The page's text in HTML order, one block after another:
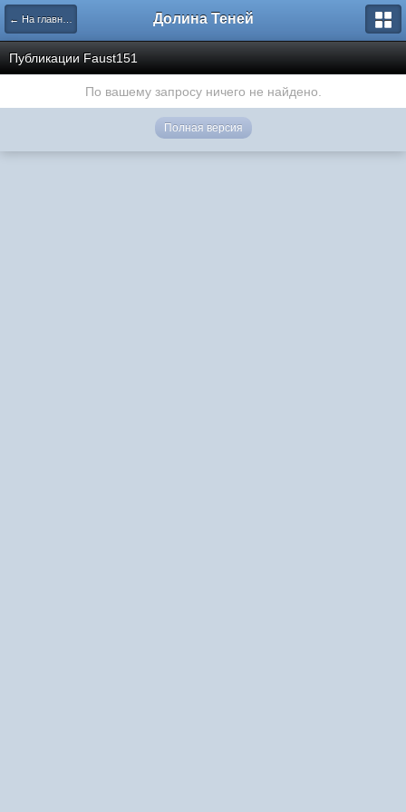
← На главную Долина Теней
Публикации Faust151
По вашему запросу ничего не найдено.
Полная версия